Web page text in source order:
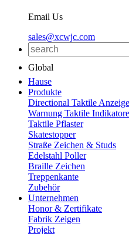
Email Us
sales@xcwjc.com
Global
Hause
Produkte
Directional Taktile
Warnung Taktile
Taktile Pflaster
Skatestopper
Straße Zeichen & Studs
Edelstahl Poller
Braille Zeichen
Treppenkante
Zubehör
Unternehmen
Honor & Zertifikate
Fabrik Zeigen
Projekt